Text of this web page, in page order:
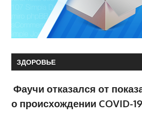
ЗДОРОВЬЕ
Фаучи отказался от
о происхождении COVID-19